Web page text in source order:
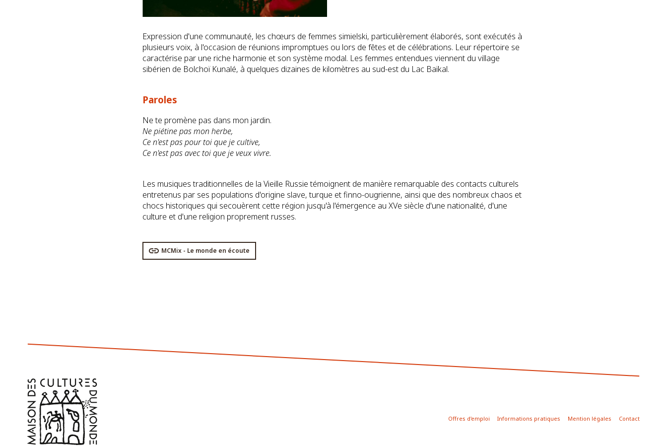
Expression d'une communauté, les chœurs de femmes simielski, particulièrement élaborés, sont exécutés à
plusieurs voix, à l'occasion de réunions impromptues ou lors de fêtes et de célébrations. Leur répertoire se
caractérise par une riche harmonie et son système modal. Les femmes entendues viennent du village
sibérien de Bolchoï Kunalé, à quelques dizaines de kilomètres au sud-est du Lac Baïkal.
Paroles
Ne te promène pas dans mon jardin.
Ne piétine pas mon herbe,
Ce n'est pas pour toi que je cultive,
Ce n'est pas avec toi que je veux vivre.
Les musiques traditionnelles de la Vieille Russie témoignent de manière remarquable des contacts culturels
entretenus par ses populations d'origine slave, turque et finno-ougrienne, ainsi que des nombreux chaos et
chocs historiques qui secouèrent cette région jusqu'à l'émergence au XVe siècle d'une nationalité, d'une
culture et d'une religion proprement russes.
MCMix - Le monde en écoute
Offres d'emploi Informations pratiques Mention légales Contact